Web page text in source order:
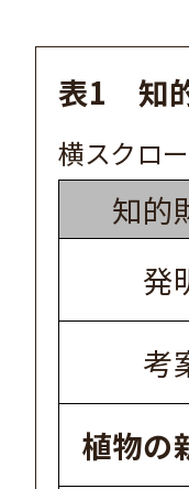
表1 知的
知的
発
考
植物の